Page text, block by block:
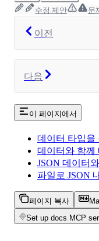
수정 제안 문
이전
다음
이 페이지에서
데이터 타입을
데이터와 함께
JSON 데이터
파일로 JSON
페이지 복사
Set up docs MCP